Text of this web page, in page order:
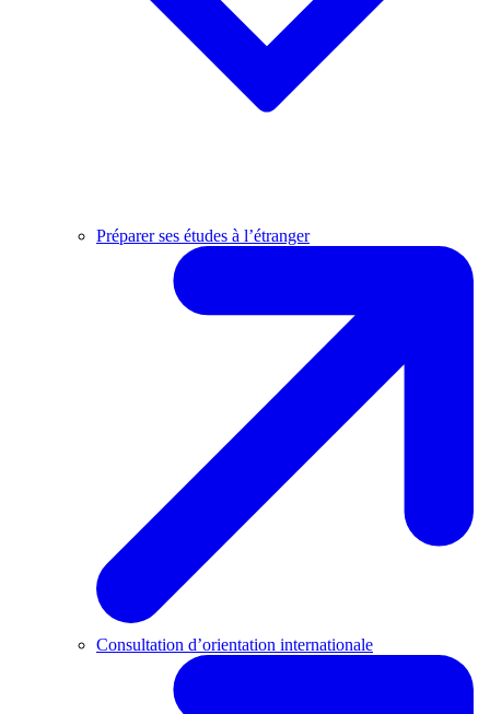
Préparer ses études à l’étranger
Consultation d’orientation internationale